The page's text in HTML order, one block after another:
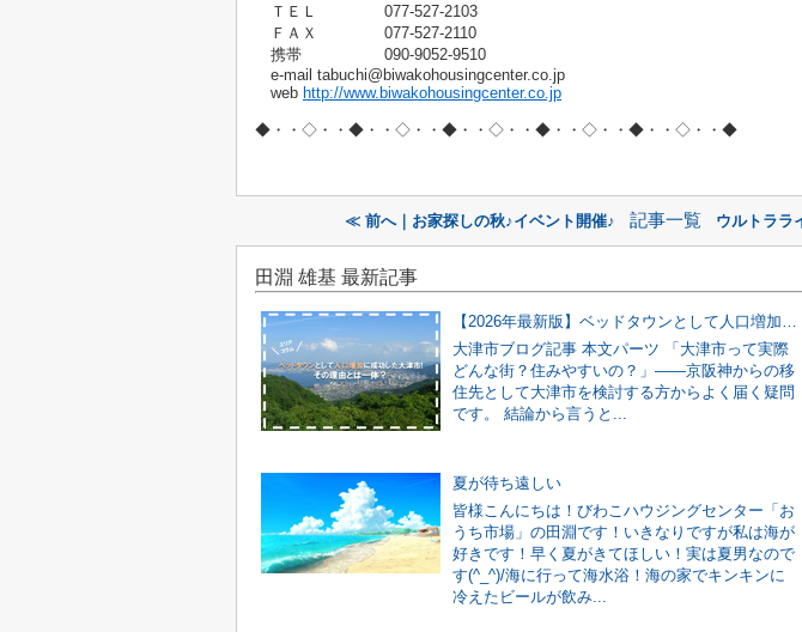
ＴＥＬ 077-527-2103
ＦＡＸ 077-527-2110
携帯 090-9052-9510
e-mail tabuchi@biwakohousingcenter.co.jp
web http://www.biwakohousingcenter.co.jp
◆・・◇・・◆・・◇・・◆・・◇・・◆・・◇・・◆・・◇・・◆
≪ 前へ｜お家探しの秋♪イベント開催♪ 記事一覧 ウルトララ
田淵 雄基 最新記事
【2026年最新版】ベッドタウンとして人口増加に成功した大津市!その理由とは一体？
大津市ブログ記事 本文パーツ 「大津市って実際
どんな街？住みやすいの？」——京阪神からの移
住先として大津市を検討する方からよく届く疑問
です。 結論から言うと...
夏が待ち遠しい
皆様こんにちは！びわこハウジングセンター「お
うち市場」の田淵です！いきなりですが私は海が
好きです！早く夏がきてほしい！実は夏男なので
す(^_^)/海に行って海水浴！海の家でキンキンに
冷えたビールが飲み...